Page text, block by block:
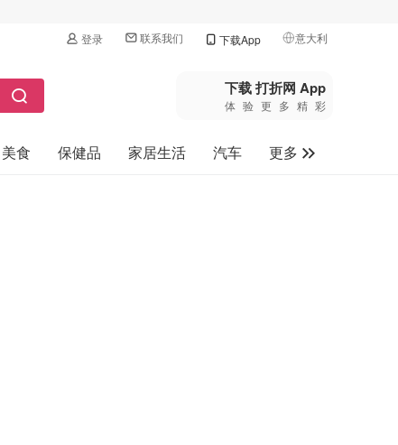
登录 联系我们 下载App 意大利
🇺🇸美国
🇨🇳中国
🇨🇦加拿大
下载 打折网 App
体验更多精彩
美食 保健品 家居生活 汽车
更多